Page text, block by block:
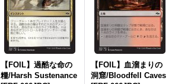
【FOIL】過酷な命の
糧/Harsh Sustenance
【FOIL】血溜まりの
洞窟/Bloodfell Caves